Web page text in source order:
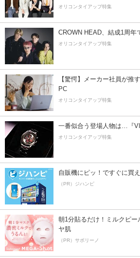
オリコンタイアップ特集
CROWN HEAD、結成1周年
オリコンタイアップ特集
【驚愕】メーカー社員が推
PC
オリコンタイアップ特集
一番似合う登場人物は…『
オリコンタイアップ特集
自販機にピッ！ですぐに買
（PR）ジハンピ
朝1分貼るだけ！ミルクピ
ヤ肌
（PR）サボリーノ